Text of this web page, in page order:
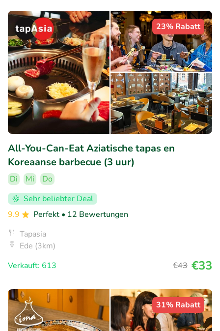
23% Rabatt
All-You-Can-Eat Aziatische tapas en
Koreaanse barbecue (3 uur)
Di Mi
Do
Sehr beliebter Deal
9.9
Perfekt • 12 Bewertungen
Tapasia
Ede (3km)
Verkauft: 613
€43 €33
31% Rabatt